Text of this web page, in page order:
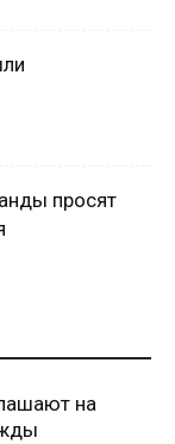
просят
на